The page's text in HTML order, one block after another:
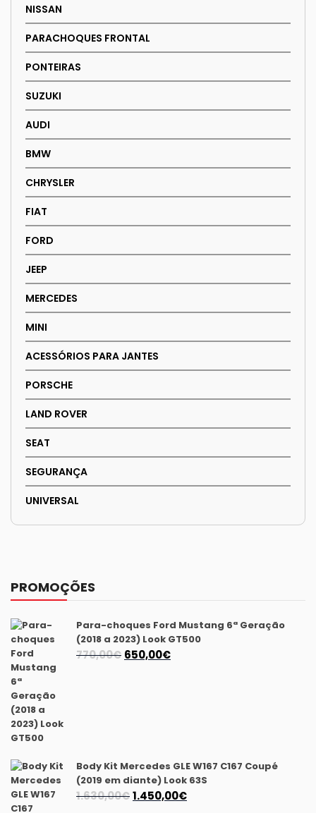
NISSAN
PARACHOQUES FRONTAL
PONTEIRAS
SUZUKI
AUDI
BMW
CHRYSLER
FIAT
FORD
JEEP
MERCEDES
MINI
ACESSÓRIOS PARA JANTES
PORSCHE
LAND ROVER
SEAT
SEGURANÇA
UNIVERSAL
PROMOÇÕES
Para-choques Ford Mustang 6ª Geração
(2018 a 2023) Look GT500
770,00€ O
650,00€O
Body Kit Mercedes GLE W167 C167 Coupé
(2019 em diante) Look 63S
1.630,00€O
1.450,00€O